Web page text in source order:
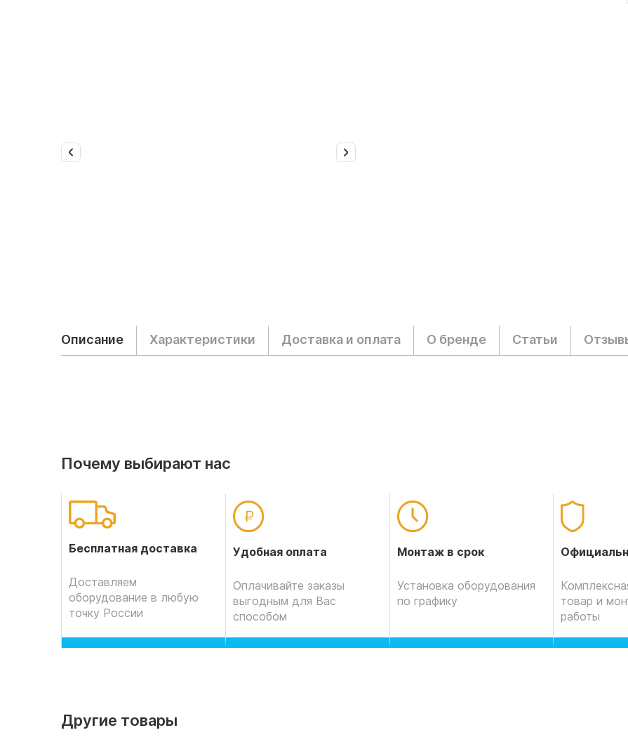
Описание Характеристики Доставка и оплата О бренде Статьи
Почему выбирают нас
Бесплатная доставка
Доставляем
оборудование в любую
точку России
Удобная оплата
Оплачивайте заказы
выгодным для Вас
способом
Монтаж в срок
Установка оборудования
по графику
товар и
работы
Другие товары